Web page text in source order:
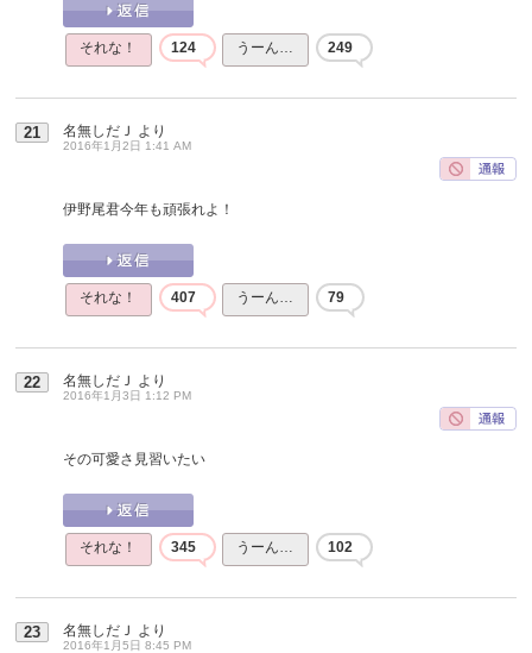
それな！ 124 うーん… 249
21 名無しだＪ より
2016年1月2日 1:41 AM
伊野尾君今年も頑張れよ！
それな！ 407 うーん… 79
22 名無しだＪ より
2016年1月3日 1:12 PM
その可愛さ見習いたい
それな！ 345 うーん… 102
23 名無しだＪ より
2016年1月5日 8:45 PM